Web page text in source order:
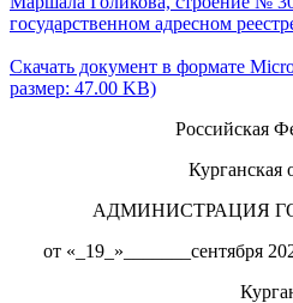
государственном адресном
Скачать документ в формате
размер: 47.00 KB)
Российская
Курганская
АДМИНИСТРАЦИЯ
от «_19_»_______сентября